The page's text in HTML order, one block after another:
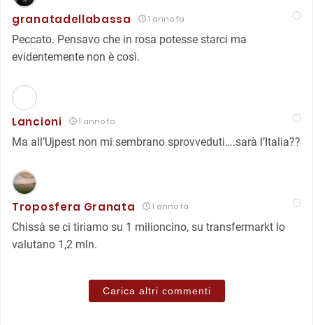
granatadellabassa 1 anno fa
Peccato. Pensavo che in rosa potesse starci ma
evidentemente non è così.
Lancioni 1 anno fa
Ma all’Ujpest non mi sembrano sprovveduti….sarà l’Italia??
Troposfera Granata 1 anno fa
Chissà se ci tiriamo su 1 milioncino, su transfermarkt lo
valutano 1,2 mln.
Carica altri commenti